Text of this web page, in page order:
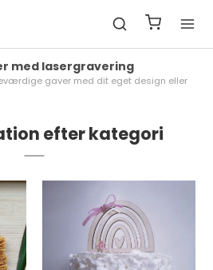
- godkendt af dig
peronlige ordre, når du har godkendt
efter kategori